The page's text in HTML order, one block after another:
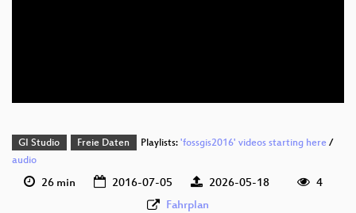
GI Studio Freie Daten Playlists: 'fossgis2016' videos starting here/
audio
26 min 2016-07-05 2026-05-18
4
Fahrplan